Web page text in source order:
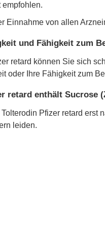
empfohlen.
Einnahme von allen
und Fähigkeit zum
retard können Sie sich
oder Ihre Fähigkeit zum
retard enthält Sucrose
Pfizer retard erst
leiden.